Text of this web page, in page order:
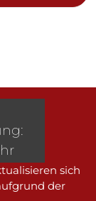
sich
der